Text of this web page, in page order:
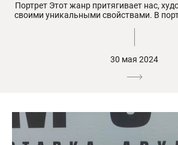
Портрет Этот жанр притягивает нас,
своими уникальными свойствами. В
30 мая 2024